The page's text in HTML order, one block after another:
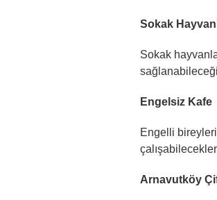
Sokak
Sokak
Engelsiz Kafe
Engelli
Arnavutköy